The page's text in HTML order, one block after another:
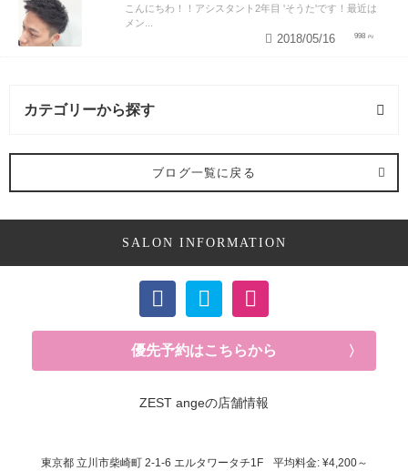
こんにちわ！！アシスタント2年目 'そうた'です！最近は
メン...
998
2018/05/16
カテゴリーから探す
カラー (2記事)
ブログ一覧に戻る
SALON INFORMATION
優先予約はこちらから
ZEST angeの店舗情報
東京都 立川市柴崎町 2-1-6 エルタワータチ1F 平均料金: ¥4,200～